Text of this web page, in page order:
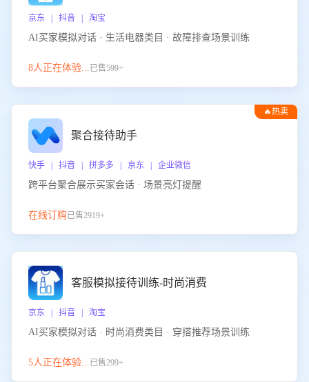
京东 | 抖音 | 淘宝
AI买家模拟对话 · 生活电器类目 · 故障排查场景训练
8人正在体验...已售599+
🔥热卖
聚合接待助手
快手 | 抖音 | 拼多多 | 京东 | 企业微信
跨平台聚合展示买家会话 · 场景亮灯提醒
在线订购已售2919+
客服模拟接待训练-时尚消费
京东 | 抖音 | 淘宝
AI买家模拟对话 · 时尚消费类目 · 穿搭推荐场景训练
5人正在体验...已售299+